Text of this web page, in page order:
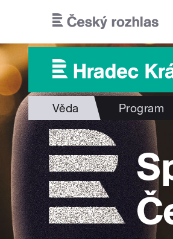
Věda Program